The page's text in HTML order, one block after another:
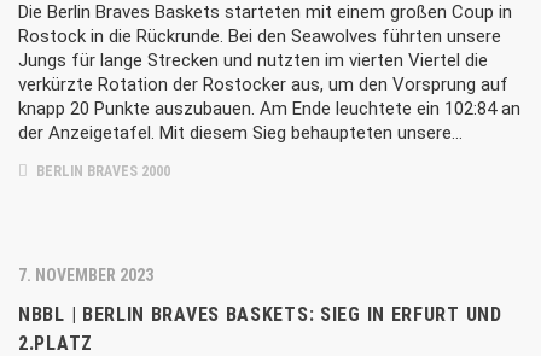
Die Berlin Braves Baskets starteten mit einem großen Coup in
Rostock in die Rückrunde. Bei den Seawolves führten unsere
Jungs für lange Strecken und nutzten im vierten Viertel die
verkürzte Rotation der Rostocker aus, um den Vorsprung auf
knapp 20 Punkte auszubauen. Am Ende leuchtete ein 102:84 an
der Anzeigetafel. Mit diesem Sieg behaupteten unsere…
BERLIN BRAVES 2000
7. NOVEMBER 2023
NBBL | BERLIN BRAVES BASKETS: SIEG IN ERFURT UND
2.PLATZ